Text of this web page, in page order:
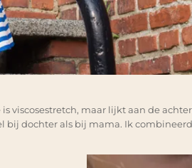
viscosestretch, maar lijkt aan de
dochter als bij mama. Ik